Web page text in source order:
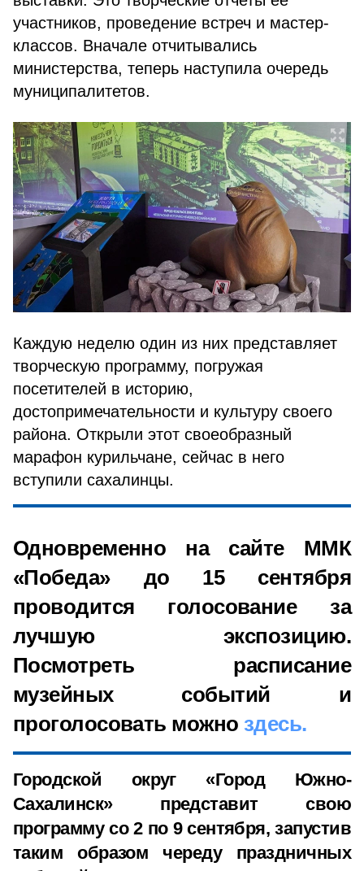
участников, проведение встреч и мастер-
классов. Вначале отчитывались
министерства, теперь наступила очередь
муниципалитетов.
Каждую неделю один из них представляет
творческую программу, погружая
посетителей в историю,
достопримечательности и культуру своего
района. Открыли этот своеобразный
марафон курильчане, сейчас в него
вступили сахалинцы.
Одновременно на сайте ММК
«Победа» до 15 сентября
проводится голосование за
лучшую экспозицию.
Посмотреть расписание
музейных событий и
проголосовать можно здесь.
Городской округ «Город Южно-
Сахалинск» представит свою
программу со 2 по 9 сентября, запустив
таким образом череду праздничных